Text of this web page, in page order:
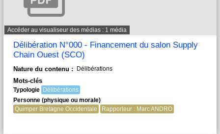
Accéder au visualiseur des médias : 1 média
Délibération N°000 - Financement du salon Supply
Chain Ouest (SCO)
Nature du contenu : Délibérations
Mots-clés
Typologie Délibérations
Personne (physique ou morale)
Quimper Bretagne Occidentale
Rapporteur : Marc ANDRO